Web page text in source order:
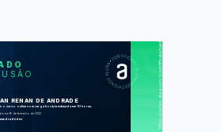
RENAN DE ANDRADE
o curso online com carga horária estimada em 10 horas.
em 16 de fevereiro de 2022
LAS
Dividir para conquistar
Merge Sort